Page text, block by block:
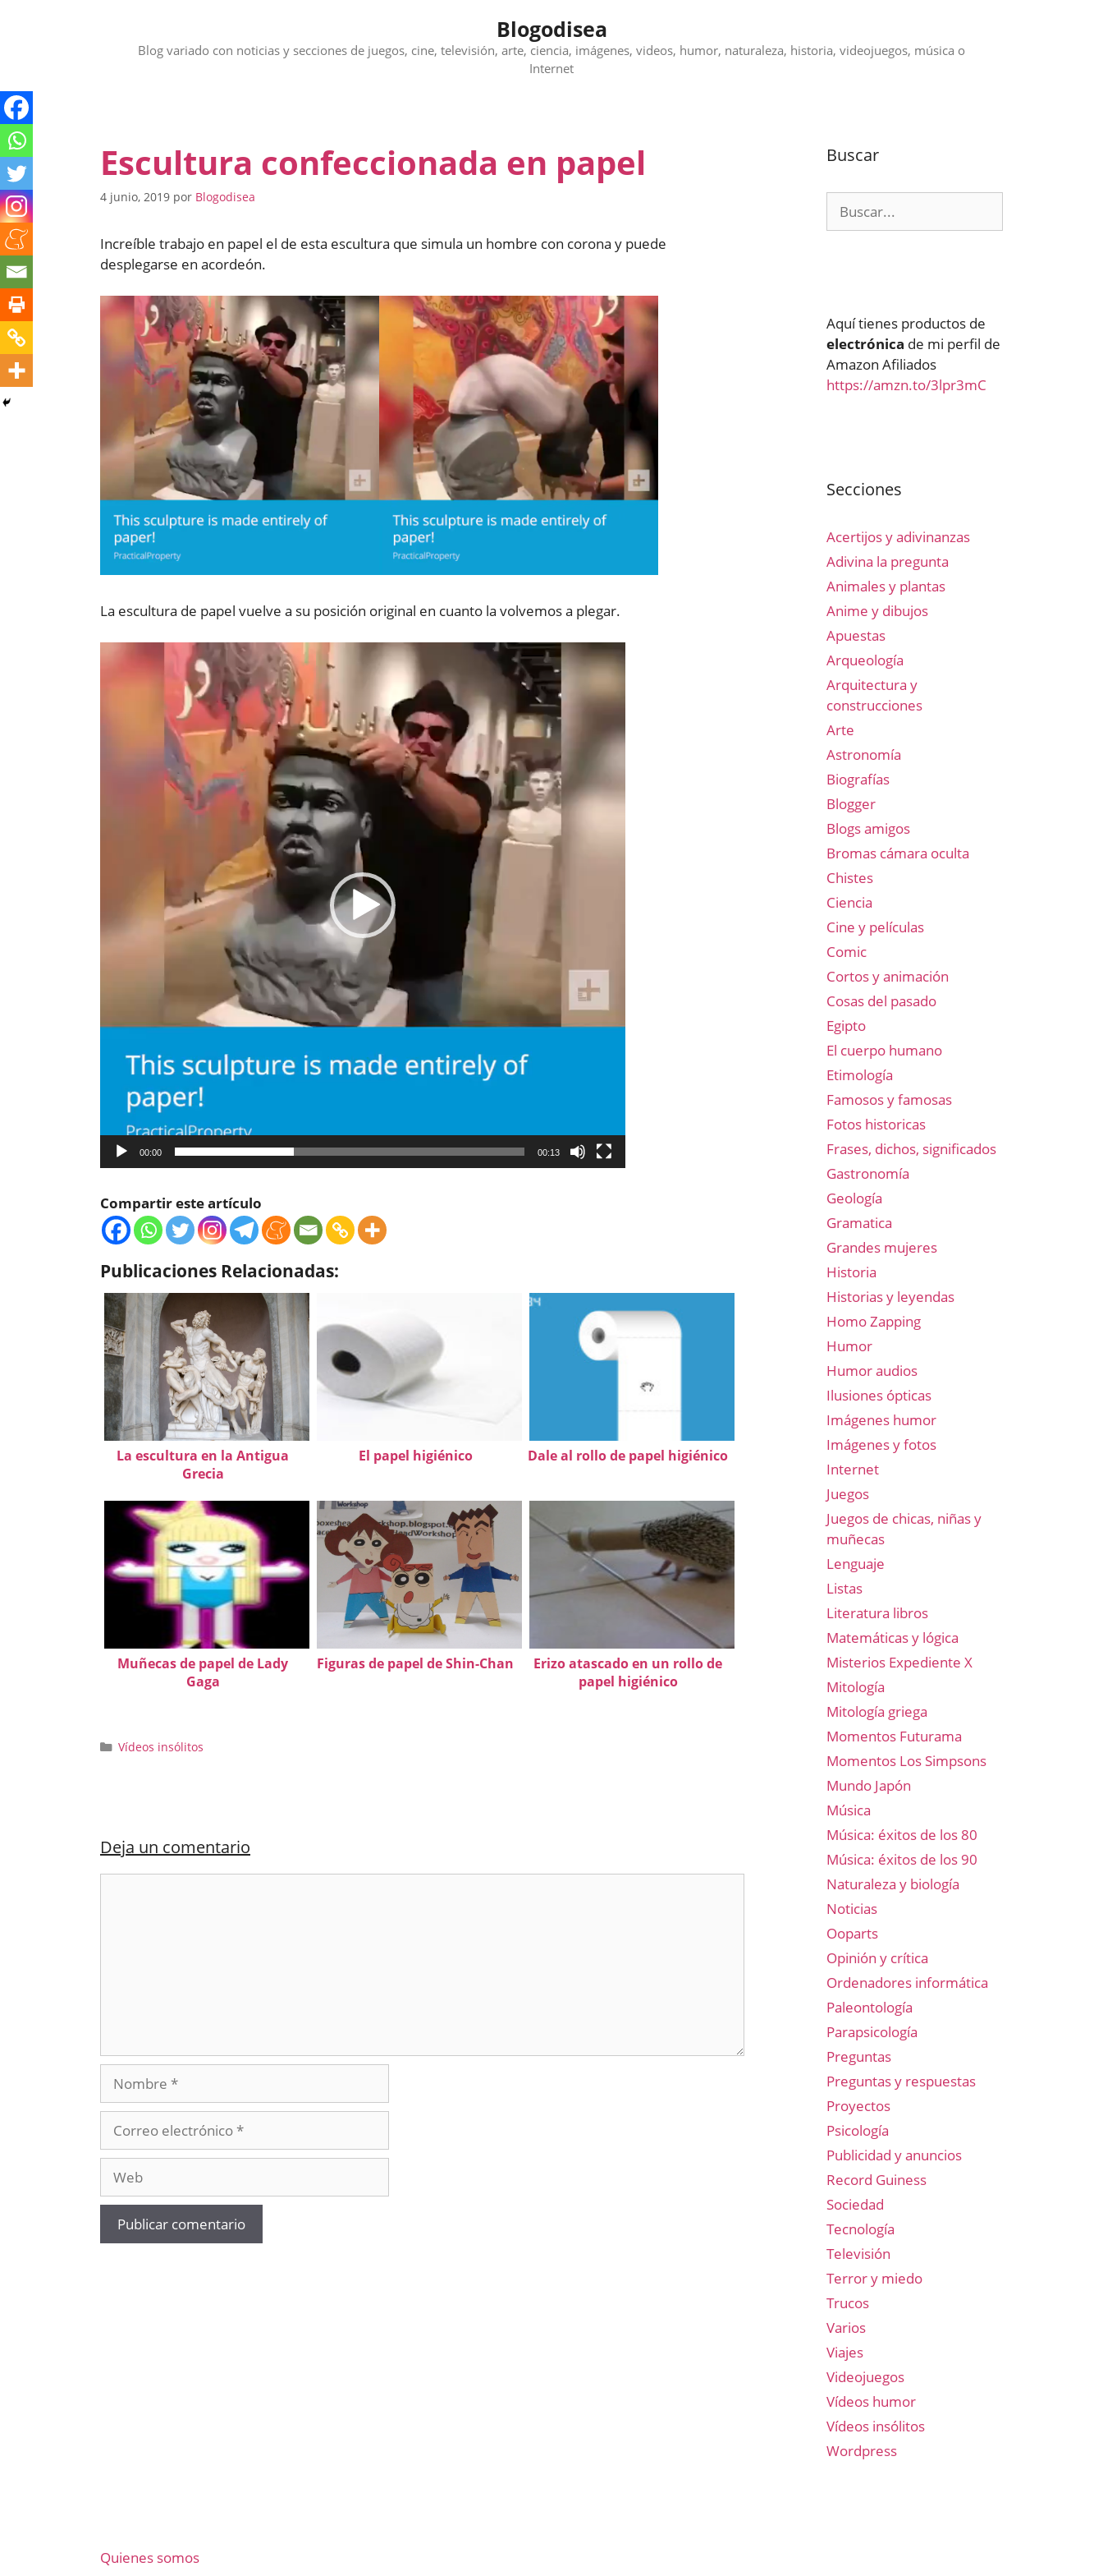
Blogodisea
Blog variado con noticias y secciones de juegos, cine, televisión, arte, ciencia, imágenes, videos, humor, naturaleza, historia, videojuegos, música o
Internet
Escultura confeccionada en papel
4 junio, 2019 por Blogodisea
Increíble trabajo en papel el de esta escultura que simula un hombre con corona y puede
desplegarse en acordeón.
La escultura de papel vuelve a su posición original en cuanto la volvemos a plegar.
00:00 00:13
Compartir este artículo
Publicaciones Relacionadas:
La escultura en la Antigua
Grecia
El papel higiénico Dale al rollo de papel higiénico
Muñecas de papel de Lady
Gaga
Figuras de papel de Shin-Chan
Erizo atascado en un rollo de
papel higiénico
Categorías
Vídeos insólitos
Deja un comentario
Nombre
electrónico
Buscar
Aquí tienes productos de
electrónica de mi perfil de
Amazon Afiliados
https://amzn.to/3lpr3mC
Secciones
Acertijos y adivinanzas
Adivina la pregunta
Animales y plantas
Anime y dibujos
Apuestas
Arqueología
Arquitectura y
construcciones
Arte
Astronomía
Biografías
Blogger
Blogs amigos
Bromas cámara oculta
Chistes
Ciencia
Cine y películas
Comic
Cortos y animación
Cosas del pasado
Egipto
El cuerpo humano
Etimología
Famosos y famosas
Fotos historicas
Frases, dichos, significados
Gastronomía
Geología
Gramatica
Grandes mujeres
Historia
Historias y leyendas
Homo Zapping
Humor
Humor audios
Ilusiones ópticas
Imágenes humor
Imágenes y fotos
Internet
Juegos
Juegos de chicas, niñas y
muñecas
Lenguaje
Listas
Literatura libros
Matemáticas y lógica
Misterios Expediente X
Mitología
Mitología griega
Momentos Futurama
Momentos Los Simpsons
Mundo Japón
Música
Música: éxitos de los 80
Música: éxitos de los 90
Naturaleza y biología
Noticias
Ooparts
Opinión y crítica
Ordenadores informática
Paleontología
Parapsicología
Preguntas
Preguntas y respuestas
Proyectos
Psicología
Publicidad y anuncios
Record Guiness
Sociedad
Tecnología
Televisión
Terror y miedo
Trucos
Varios
Viajes
Videojuegos
Vídeos humor
Vídeos insólitos
Wordpress
Quienes somos